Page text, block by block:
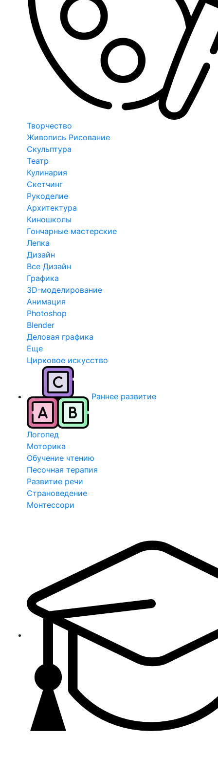
Творчество
Живопись Рисование
Скульптура
Театр
Кулинария
Скетчинг
Рукоделие
Архитектура
Киношколы
Гончарные мастерские
Лепка
Дизайн
Все Дизайн
Графика
3D-моделирование
Анимация
Photoshop
Blender
Деловая графика
Еще
Цирковое искусство
Раннее развитие
Логопед
Моторика
Обучение чтению
Песочная терапия
Развитие речи
Страноведение
Монтессори